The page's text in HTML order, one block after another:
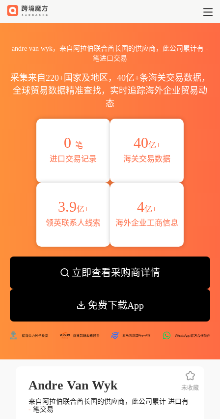
andre van wyk，来自阿拉伯联合酋长国的供应商，此公司累计有 -
笔进口交易
采集来自220+国家及地区，40亿+条海关交易数据，
全球贸易数据精准查找，实时追踪海外企业贸易动
态
0 笔
进口交易记录
40亿+
海关交易数据
3.9亿+
领英联系人线索
4亿+
海外企业工商信息
立即查看采购商详情
免费下载App
Andre Van Wyk
来自阿拉伯联合酋长国的供应商，此公司累计 进口有
-笔交易
未收藏